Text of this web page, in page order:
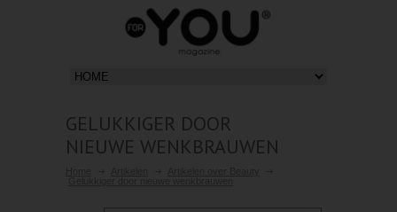
GELUKKIGER DOOR
NIEUWE WENKBRAUWEN